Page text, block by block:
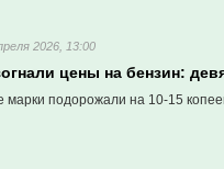
2026, 13:00
цены на бензин:
подорожали на 10-15